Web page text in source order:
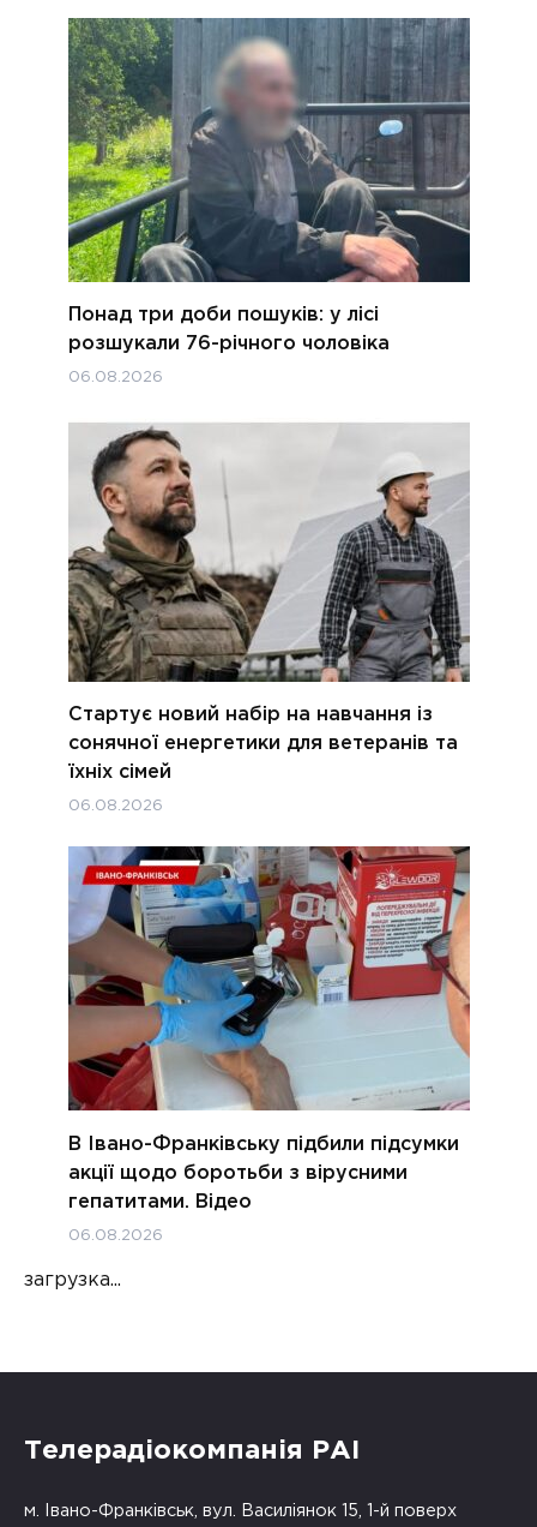
Понад три доби пошуків: у лісі
розшукали 76-річного чоловіка
06.08.2026
Стартує новий набір на навчання із
сонячної енергетики для ветеранів та
їхніх сімей
06.08.2026
В Івано-Франківську підбили підсумки
акції щодо боротьби з вірусними
гепатитами. Відео
06.08.2026
загрузка...
Телерадіокомпанія РАІ
м. Івано-Франківськ, вул. Василіянок 15, 1-й поверх